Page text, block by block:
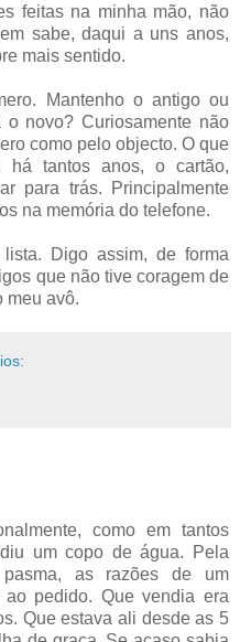
feitas na minha mão, não
sabe, daqui a uns anos,
mais sentido.
Mantenho o antigo ou
o novo? Curiosamente não
como pelo objecto. O que
há tantos anos, o cartão,
para trás. Principalmente
na memória do telefone.
Digo assim, de forma
que não tive coragem de
meu avô.
como em tantos
um copo de água. Pela
as razões de um
pedido. Que vendia era
Que estava ali desde as 5